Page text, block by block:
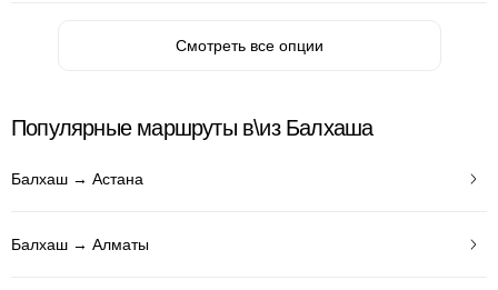
Смотреть все опции
Популярные маршруты в\из Балхаша
Балхаш → Астана
Балхаш → Алматы